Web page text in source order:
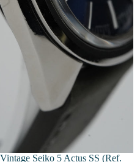
Vintage Seiko 5 Actus SS (Ref.